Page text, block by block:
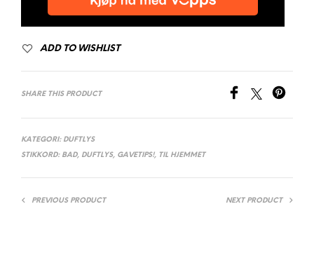
ADD TO WISHLIST
SHARE THIS PRODUCT
KATEGORI: DUFTLYS
STIKKORD: BAD, DUFTLYS, GAVETIPS!, TIL HJEMMET
PREVIOUS PRODUCT NEXT PRODUCT